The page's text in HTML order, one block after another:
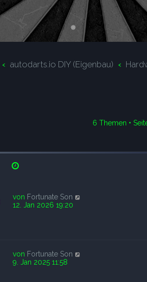
autodarts.io DIY (Eigenbau)
6 Themen •
von Fortunate Son
12. Jan 2026 19:20
von Fortunate Son
9. Jan 2025 11:58